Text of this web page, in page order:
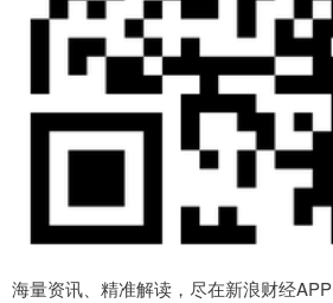
海量资讯、精准解读，尽在新浪财经APP